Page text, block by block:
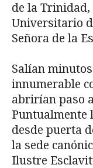
de la Trinidad,
Universitario
Señora de la
Salían
innumerable
abrirían paso
Puntualmente
desde puerta
la sede
Ilustre